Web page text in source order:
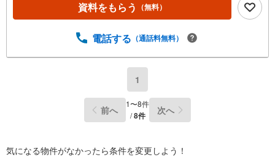
資料をもらう （無料）
電話する （通話料無料）
1
前へ 1〜8件
/8件 次へ
気になる物件がなかったら条件を変更しよう！